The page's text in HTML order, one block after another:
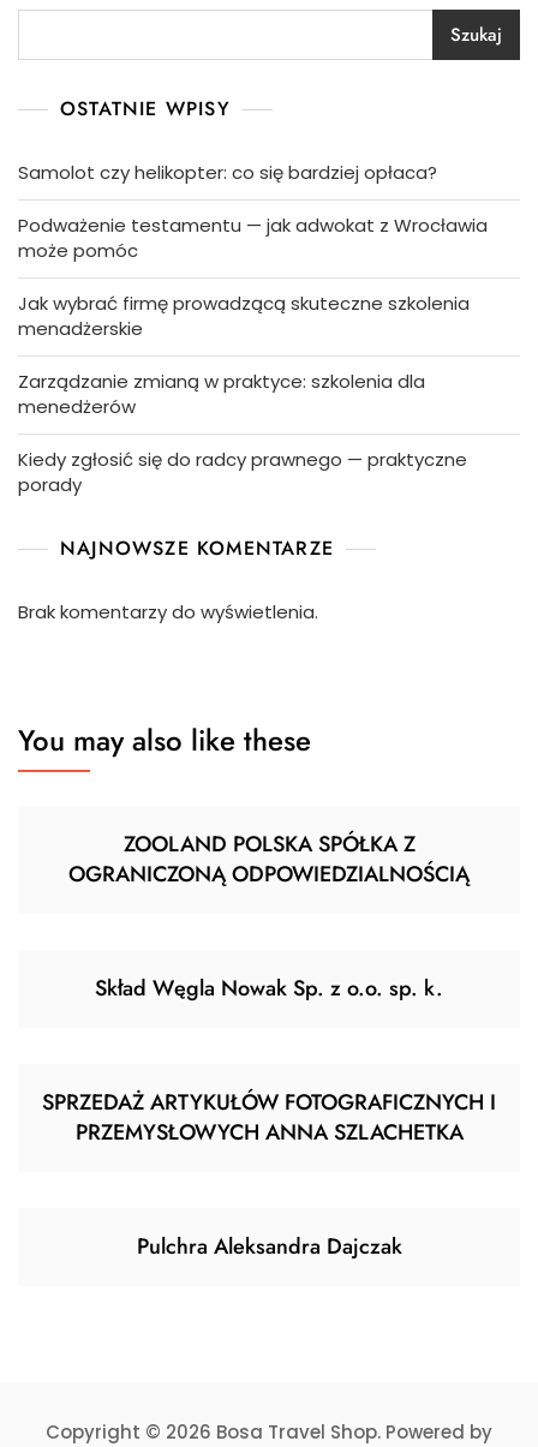
Szukaj
OSTATNIE WPISY
Samolot czy helikopter: co się bardziej opłaca?
Podważenie testamentu — jak adwokat z Wrocławia
może pomóc
Jak wybrać firmę prowadzącą skuteczne szkolenia
menadżerskie
Zarządzanie zmianą w praktyce: szkolenia dla
menedżerów
Kiedy zgłosić się do radcy prawnego — praktyczne
porady
NAJNOWSZE KOMENTARZE
Brak komentarzy do wyświetlenia.
You may also like these
ZOOLAND POLSKA SPÓŁKA Z
OGRANICZONĄ ODPOWIEDZIALNOŚCIĄ
Skład Węgla Nowak Sp. z o.o. sp. k.
SPRZEDAŻ ARTYKUŁÓW FOTOGRAFICZNYCH I
PRZEMYSŁOWYCH ANNA SZLACHETKA
Pulchra Aleksandra Dajczak
Copyright © 2026 Bosa Travel Shop. Powered by